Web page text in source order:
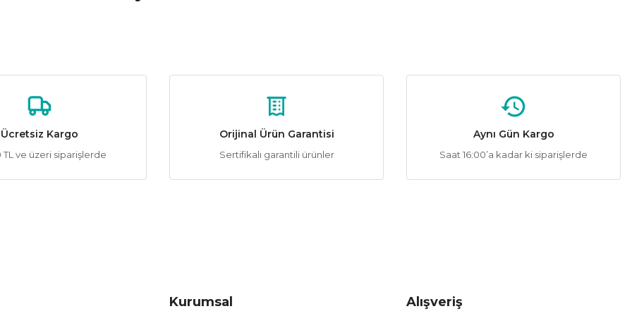
ÜRÜN TÜKENMİŞTİR.
Ücretsiz Kargo
TL ve üzeri siparişlerde
Orijinal Ürün Garantisi
Sertifikalı garantili ürünler
Aynı Gün Kargo
Saat 16:00’a kadar ki siparişlerde
Kurumsal Alışveriş